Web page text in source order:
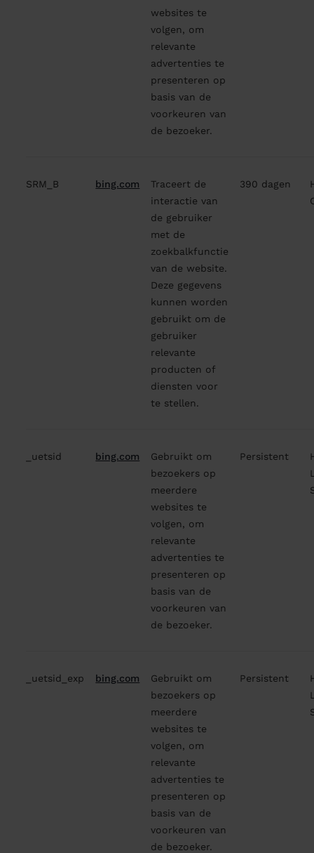
websites te
volgen, om
relevante
advertenties te
presenteren op
basis van de
voorkeuren van
de bezoeker.
SRM_B bing.com
Traceert de
interactie van
de gebruiker
met de
zoekbalkfunctie
van de website.
Deze gegevens
kunnen worden
gebruikt om de
gebruiker
relevante
producten of
diensten voor
te stellen.
390 dagen
_uetsid bing.com
Gebruikt om
bezoekers op
meerdere
websites te
volgen, om
relevante
advertenties te
presenteren op
basis van de
voorkeuren van
de bezoeker.
Persistent
_uetsid_exp bing.com
Gebruikt om
bezoekers op
meerdere
websites te
volgen, om
relevante
advertenties te
presenteren op
basis van de
voorkeuren van
de bezoeker.
Persistent